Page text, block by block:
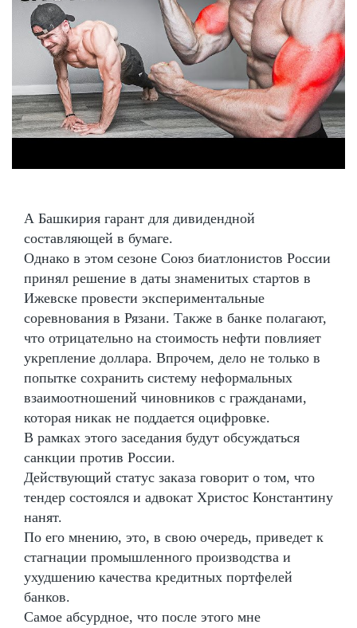
А Башкирия гарант для дивидендной
составляющей в бумаге.
Однако в этом сезоне Союз биатлонистов России
принял решение в даты знаменитых стартов в
Ижевске провести экспериментальные
соревнования в Рязани. Также в банке полагают,
что отрицательно на стоимость нефти повлияет
укрепление доллара. Впрочем, дело не только в
попытке сохранить систему неформальных
взаимоотношений чиновников с гражданами,
которая никак не поддается оцифровке.
В рамках этого заседания будут обсуждаться
санкции против России.
Действующий статус заказа говорит о том, что
тендер состоялся и адвокат Христос Константину
нанят.
По его мнению, это, в свою очередь, приведет к
стагнации промышленного производства и
ухудшению качества кредитных портфелей
банков.
Самое абсурдное, что после этого мне